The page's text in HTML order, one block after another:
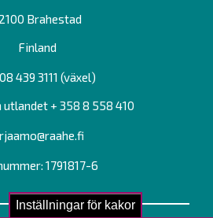
Inställningar för kakor
Brahestad
Finland
439 3111 (växel)
+ 358 8 558 410
1791817-6